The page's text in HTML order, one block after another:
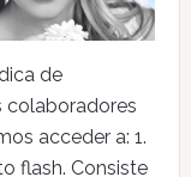
de
colaboradores
acceder a: 1.
flash. Consiste